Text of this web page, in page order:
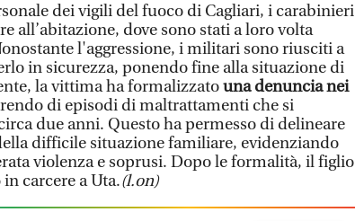
dei vigili del fuoco di Cagliari, i carabinieri
all’abitazione, dove sono stati a loro volta
l'aggressione, i militari sono riusciti a
in sicurezza, ponendo fine alla situazione di
la vittima ha formalizzatouna denuncia nei
di episodi di maltrattamenti che si
due anni. Questo ha permesso di delineare
difficile situazione familiare, evidenziando
violenza e soprusi. Dopo le formalità, il figlio
carcere a Uta.(l.on)